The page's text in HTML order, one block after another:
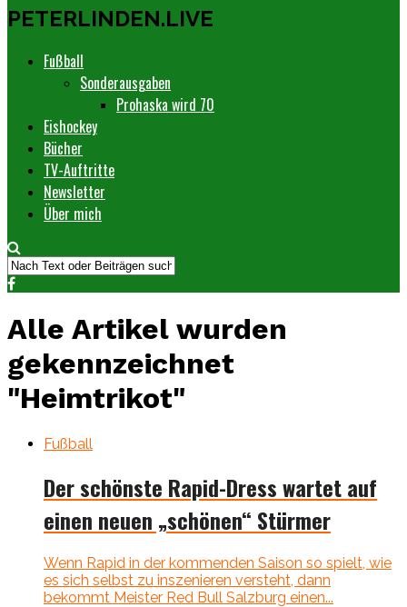
PETERLINDEN.LIVE
Fußball
Sonderausgaben
Prohaska wird 70
Eishockey
Bücher
TV-Auftritte
Newsletter
Über mich
Alle Artikel wurden
gekennzeichnet
"Heimtrikot"
Fußball
Der schönste Rapid-Dress wartet auf
einen neuen „schönen“ Stürmer
Wenn Rapid in der kommenden Saison so spielt, wie
es sich selbst zu inszenieren versteht, dann
bekommt Meister Red Bull Salzburg einen...